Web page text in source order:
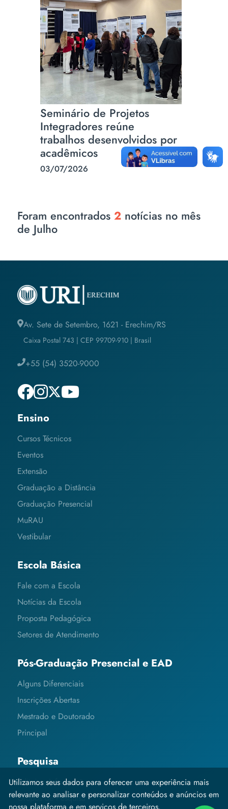
Seminário de Projetos
Integradores reúne
trabalhos desenvolvidos por
acadêmicos
03/07/2026
Foram encontrados2 notícias no mês
de Julho
Av. Sete de Setembro, 1621 - Erechim/RS
Caixa Postal 743 | CEP 99709-910 | Brasil
+55 (54) 3520-9000
Ensino
Cursos Técnicos
Eventos
Extensão
Graduação a Distância
Graduação Presencial
MuRAU
Vestibular
Escola Básica
Fale com a Escola
Notícias da Escola
Proposta Pedagógica
Setores de Atendimento
Pós-Graduação Presencial e EAD
Alguns Diferenciais
Inscrições Abertas
Mestrado e Doutorado
Principal
Pesquisa
Editais e Informações
Grupos de Pesquisa
Utilizamos seus dados para oferecer uma experiência mais
relevante ao analisar e personalizar conteúdos e anúncios em